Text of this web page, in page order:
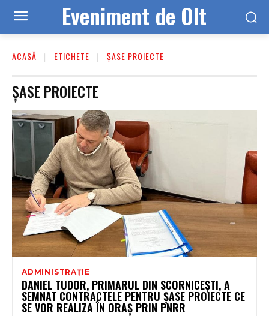
Eveniment de Olt
ACASĂ ETICHETE ȘASE PROIECTE
ȘASE PROIECTE
ADMINISTRAȚIE
DANIEL TUDOR, PRIMARUL DIN SCORNICEȘTI, A
SEMNAT CONTRACTELE PENTRU ȘASE PROIECTE CE
SE VOR REALIZA ÎN ORAȘ PRIN PNRR